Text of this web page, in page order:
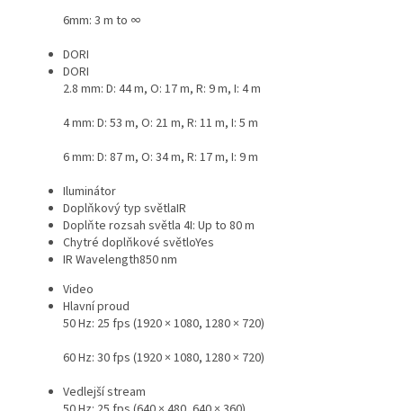
6mm: 3 m to ∞
DORI
DORI
2.8 mm: D: 44 m, O: 17 m, R: 9 m, I: 4 m
4 mm: D: 53 m, O: 21 m, R: 11 m, I: 5 m
6 mm: D: 87 m, O: 34 m, R: 17 m, I: 9 m
Iluminátor
Doplňkový typ světlaIR
Doplňte rozsah světla 4I: Up to 80 m
Chytré doplňkové světloYes
IR Wavelength850 nm
Video
Hlavní proud
50 Hz: 25 fps (1920 × 1080, 1280 × 720)
60 Hz: 30 fps (1920 × 1080, 1280 × 720)
Vedlejší stream